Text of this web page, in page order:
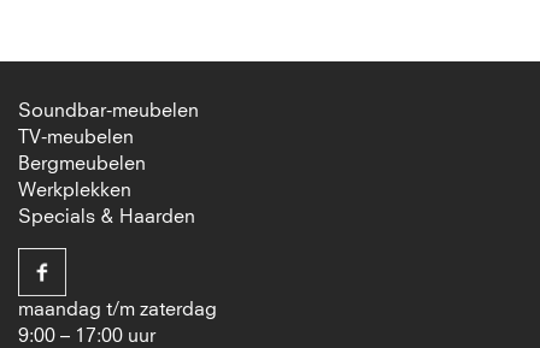
Soundbar-meubelen
TV-meubelen
Bergmeubelen
Werkplekken
Specials & Haarden
maandag t/m zaterdag
9:00 – 17:00 uur